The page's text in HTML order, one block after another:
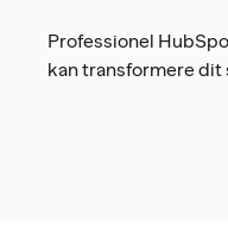
Professionel
kan transformere dit